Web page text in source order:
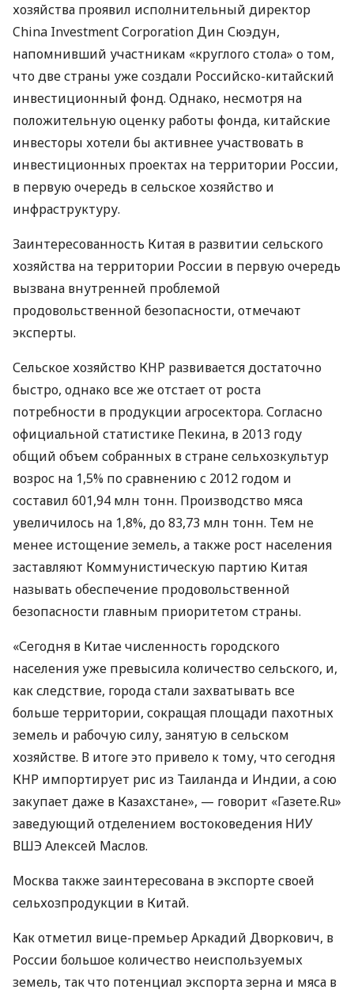
хозяйства проявил исполнительный директор
China Investment Corporation Дин Сюэдун,
напомнивший участникам «круглого стола» о том,
что две страны уже создали Российско-китайский
инвестиционный фонд. Однако, несмотря на
положительную оценку работы фонда, китайские
инвесторы хотели бы активнее участвовать в
инвестиционных проектах на территории России,
в первую очередь в сельское хозяйство и
инфраструктуру.
Заинтересованность Китая в развитии сельского
хозяйства на территории России в первую очередь
вызвана внутренней проблемой
продовольственной безопасности, отмечают
эксперты.
Сельское хозяйство КНР развивается достаточно
быстро, однако все же отстает от роста
потребности в продукции агросектора. Согласно
официальной статистике Пекина, в 2013 году
общий объем собранных в стране сельхозкультур
возрос на 1,5% по сравнению с 2012 годом и
составил 601,94 млн тонн. Производство мяса
увеличилось на 1,8%, до 83,73 млн тонн. Тем не
менее истощение земель, а также рост населения
заставляют Коммунистическую партию Китая
называть обеспечение продовольственной
безопасности главным приоритетом страны.
«Сегодня в Китае численность городского
населения уже превысила количество сельского, и,
как следствие, города стали захватывать все
больше территории, сокращая площади пахотных
земель и рабочую силу, занятую в сельском
хозяйстве. В итоге это привело к тому, что сегодня
КНР импортирует рис из Таиланда и Индии, а сою
закупает даже в Казахстане», — говорит «Газете.Ru»
заведующий отделением востоковедения НИУ
ВШЭАлексей Маслов.
Москва также заинтересована в экспорте своей
сельхозпродукции в Китай.
Как отметил вице-премьер Аркадий Дворкович, в
России большое количество неиспользуемых
земель, так что потенциал экспорта зерна и мяса в